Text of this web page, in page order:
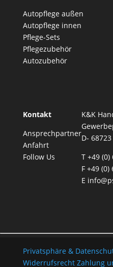
Autopflege außen
Autopflege innen
Pflege-Sets
Pflegezubehör
Autozubehör
Kontakt
Ansprechpartner
Anfahrt
Follow Us
K&K
D-
T +49 (0)
F +49
E
Privatsphäre &
Widerrufsrecht Zahlung